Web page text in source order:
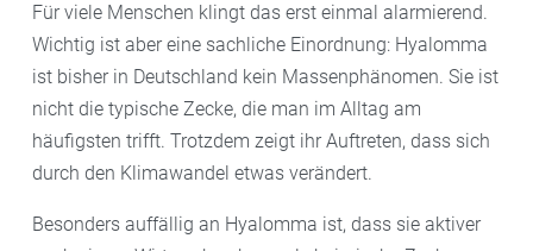
Für viele Menschen klingt das erst einmal alarmierend.
Wichtig ist aber eine sachliche Einordnung: Hyalomma
ist bisher in Deutschland kein Massenphänomen. Sie ist
nicht die typische Zecke, die man im Alltag am
häufigsten trifft. Trotzdem zeigt ihr Auftreten, dass sich
durch den Klimawandel etwas verändert.
Besonders auffällig an Hyalomma ist, dass sie aktiver